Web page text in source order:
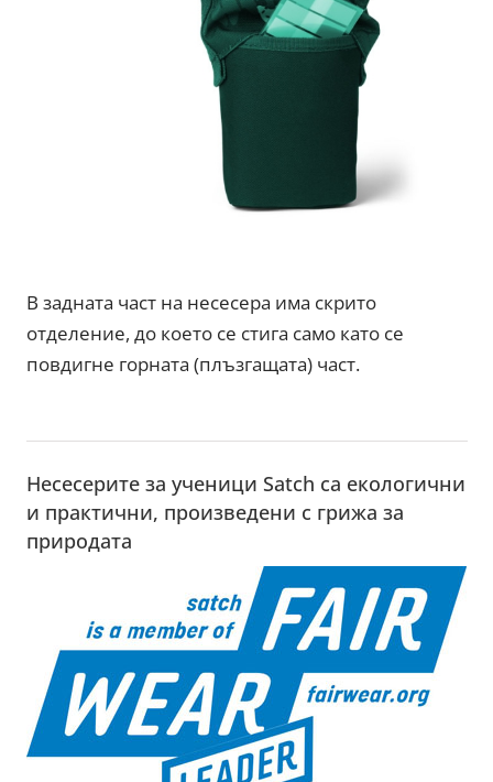
В задната част на несесера има скрито
отделение, до което се стига само като се
повдигне горната (плъзгащата) част.
Несесерите за ученици Satch са екологични
и практични, произведени с грижа за
природата